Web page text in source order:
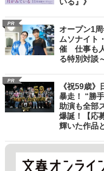
PR
オープン1
ムソナイト
催 仕事も
る特別対談
PR
《祝59歳
暴走！ “勝
助演も全部
爆誕！【応
輝いた作品